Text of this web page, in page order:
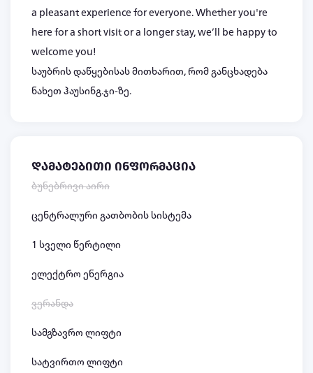
a pleasant experience for everyone. Whether you're
here for a short visit or a longer stay, we’ll be happy to
welcome you!
საუბრის დაწყებისას მითხარით, რომ განცხადება
ნახეთ ჰაუსინგ.ჯი-ზე.
დამატებითი ინფორმაცია
ბუნებრივი აირი
ცენტრალური გათბობის სისტემა
1 სველი წერტილი
ელექტრო ენერგია
ვერანდა
სამგზავრო ლიფტი
სატვირთო ლიფტი